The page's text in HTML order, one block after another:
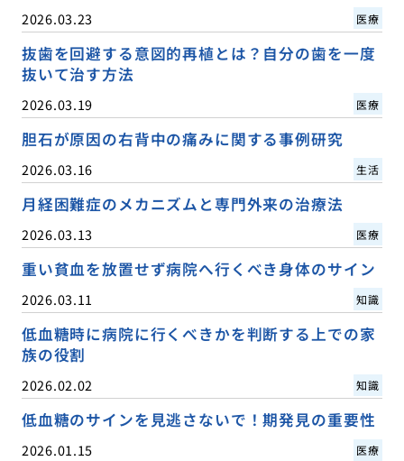
2026.03.23 医療
抜歯を回避する意図的再植とは？自分の歯を一度
抜いて治す方法
2026.03.19 医療
胆石が原因の右背中の痛みに関する事例研究
2026.03.16 生活
月経困難症のメカニズムと専門外来の治療法
2026.03.13 医療
重い貧血を放置せず病院へ行くべき身体のサイン
2026.03.11 知識
低血糖時に病院に行くべきかを判断する上での家
族の役割
2026.02.02 知識
低血糖のサインを見逃さないで！期発見の重要性
2026.01.15 医療